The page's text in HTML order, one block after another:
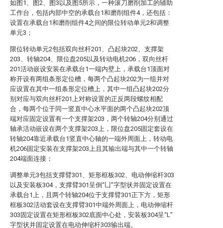
如图1、图2、图3以及图5所示，一种滚刀磨削加工的辅助
工作台，包括内部中空的承载台1和磨削组件4，还包括：
设置在承载台1和磨削组件4之间的限位转动单元2和调整
单元3；
限位转动单元2包括双向丝杆201、凸起块202、支撑架
203、转轴204、限位盘205以及转动电机206，双向丝杆
201活动嵌设安装在承载台1一端内壁上，承载台1顶面对
称开设有两组条形定位槽，每两个凸起块202为一组并对
应设置在其中一组条形定位槽上，其中一组凸起块202分
别对应与双向丝杆201上对称设置的正反两段螺纹相配
合，每两个位于同一竖直中心水平面的两个凸起块202顶
端对应固定设置有一个支撑架203，两个转轴204分别通过
轴承活动嵌设在两个支撑架203上，限位盘205固定套设在
转轴204靠近承载台1竖直中心轴的一端外周面上，转动电
机206固定安装在支撑架203上且其输出端与其中一个转轴
204端面连接；
调整单元3包括支撑臂301、矩形框板302、电动伸缩杆303
以及安装板304，支撑臂301呈倒“凵”字型状并固定设置在
承载台1上，且两个转轴204位于支撑臂301正下方，矩形
框板302活动套设在支撑臂301中端外周面上，电动伸缩杆
303固定设置在矩形框板302底面中心处，安装板304呈“L”
字型状并固定设置在电动伸缩杆303输出端。